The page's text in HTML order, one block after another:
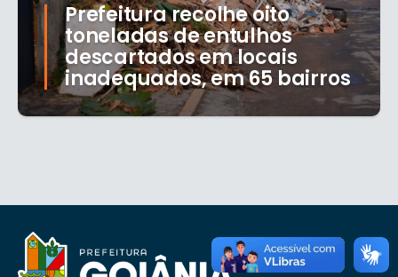
Prefeitura recolhe oito
toneladas de entulhos
descartados em locais
inadequados, em 65 bairros